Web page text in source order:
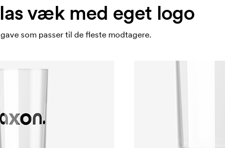
væk med eget logo
som passer til de fleste modtagere.